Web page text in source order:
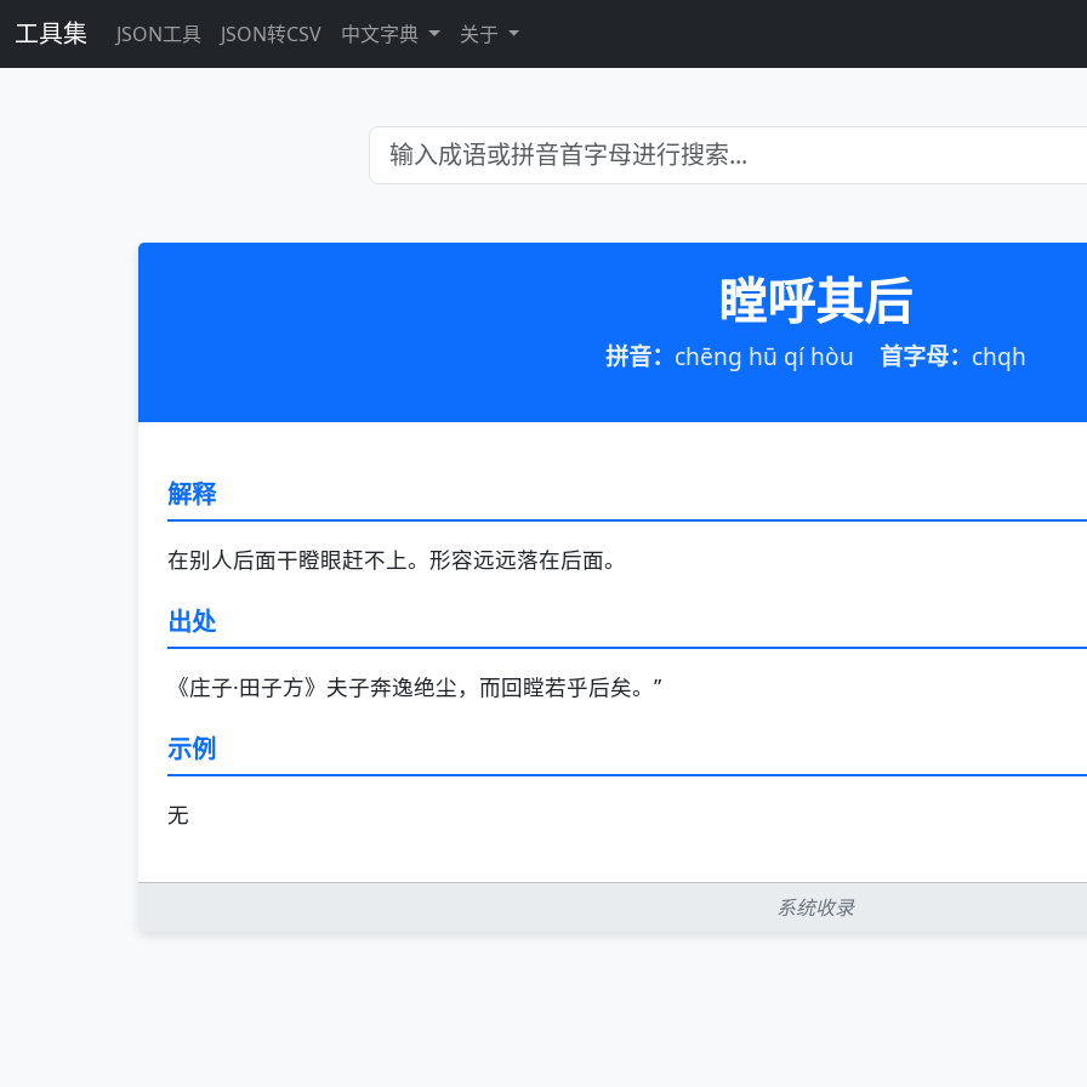
工具集 JSON工具 JSON转CSV 中文字典 关于
瞠呼其后
拼音： chēng hū qí hòu 首字母： chqh
解释
在别人后面干瞪眼赶不上。形容远远落在后面。
出处
《庄子·田子方》夫子奔逸绝尘，而回瞠若乎后矣。”
示例
无
系统收录